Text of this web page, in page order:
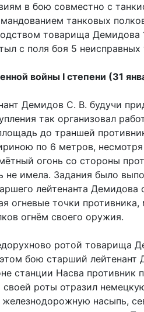
в бою совместно с
танковых
товарища Демидова
с поля боя 5 неисправных
войны I степени (31
Демидов С. В. будучи
так организовал
до траншей
по 6 метров,
огонь со стороны
не имела. Задания было
лейтенанта
огневые точки
огнём своего оружия.
ротой товарища
бою старший
станции Насва противник
роты отразил
железнодорожную насыпь,